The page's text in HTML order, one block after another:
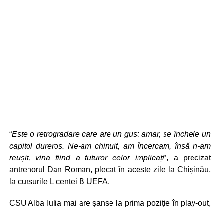
“Este o retrogradare care are un gust amar, se încheie un
capitol dureros. Ne-am chinuit, am încercam, însă n-am
reușit, vina fiind a tuturor celor implicați”, a precizat
antrenorul Dan Roman, plecat în aceste zile la Chișinău,
la cursurile Licenței B UEFA.
CSU Alba Iulia mai are șanse la prima poziție în play-out,